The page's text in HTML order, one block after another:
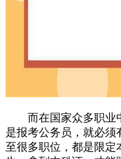
而在国家众多职业中
是报考公务员，就必
至很多职位，都是限定